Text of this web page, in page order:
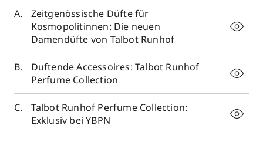
Zeitgenössische Düfte für
Kosmopolitinnen: Die neuen
Damendüfte von Talbot Runhof
Duftende Accessoires: Talbot Runhof
Perfume Collection
Talbot Runhof Perfume Collection:
Exklusiv bei YBPN